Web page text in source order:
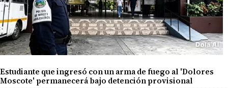
Estudiante que ingresó con un arma de fuego al 'Dolores
Moscote' permanecerá bajo detención provisional